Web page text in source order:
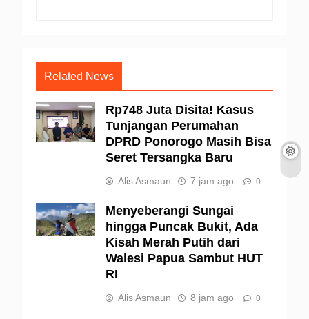
Related News
Rp748 Juta Disita! Kasus
Tunjangan Perumahan
DPRD Ponorogo Masih Bisa
Seret Tersangka Baru
Alis Asmaun 7 jam ago 0
Menyeberangi Sungai
hingga Puncak Bukit, Ada
Kisah Merah Putih dari
Walesi Papua Sambut HUT
RI
Alis Asmaun 8 jam ago 0